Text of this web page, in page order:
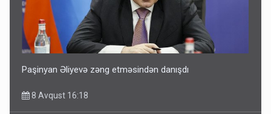
Paşinyan Əliyevə zəng etməsindən danışdı
8 Avqust 16:18